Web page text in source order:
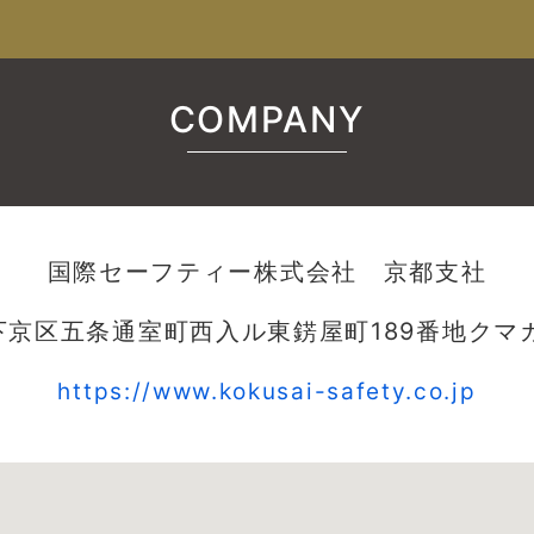
COMPANY
国際セーフティー株式会社 京都支社
京区五条通室町西入ル東錺屋町189番地クマ
https://www.kokusai-safety.co.jp